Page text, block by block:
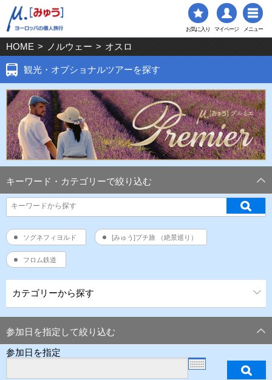
お気に入り マイページ メニュー
HOME > ノルウェー > オスロ
観光・オプショナルツアーを探す
キーワード・カテゴリーで絞り込む
ソグネフィヨルド [みゅう]プチ旅 （絶景巡り）
フロム鉄道
カテゴリーから探す
参加日を指定して絞り込む
参加日を指定